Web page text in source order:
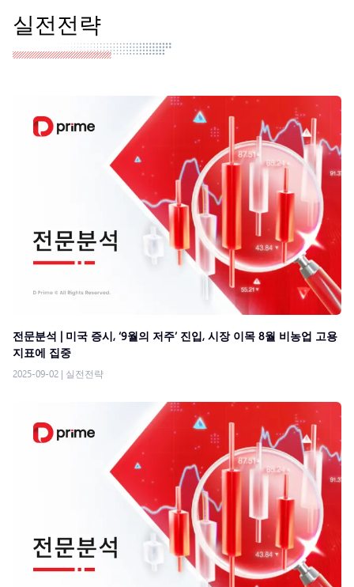
실전전략
전문분석 | 미국 증시, ‘9월의 저주’ 진입, 시장 이목 8월 비농업 고용
지표에 집중
2025-09-02 | 실전전략